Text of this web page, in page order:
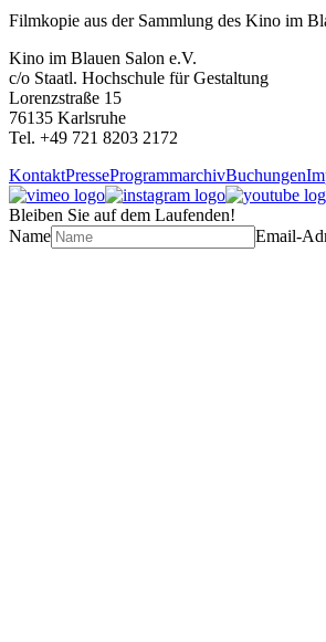
Filmkopie aus der Sammlung des Kino im
Kino im Blauen Salon e.V.
c/o Staatl. Hochschule für Gestaltung
Lorenzstraße 15
76135 Karlsruhe
Tel. +49 721 8203 2172
KontaktPresseProgrammarchivBuchungen
Bleiben Sie auf dem Laufenden!
Name
Email-